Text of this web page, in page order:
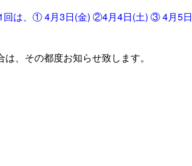
回は、① 4月3日(金) ②4月4日(土) ③ 4月5日
、その都度お知らせ致します。